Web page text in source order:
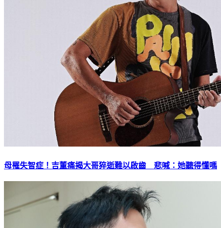
母罹失智症！吉董痛揭大哥猝逝難以啟齒 悲喊：她聽得懂嗎